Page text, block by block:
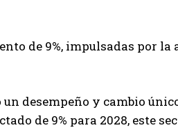
de 9%, impulsadas por la
desempeño y cambio
de 9% para 2028, este